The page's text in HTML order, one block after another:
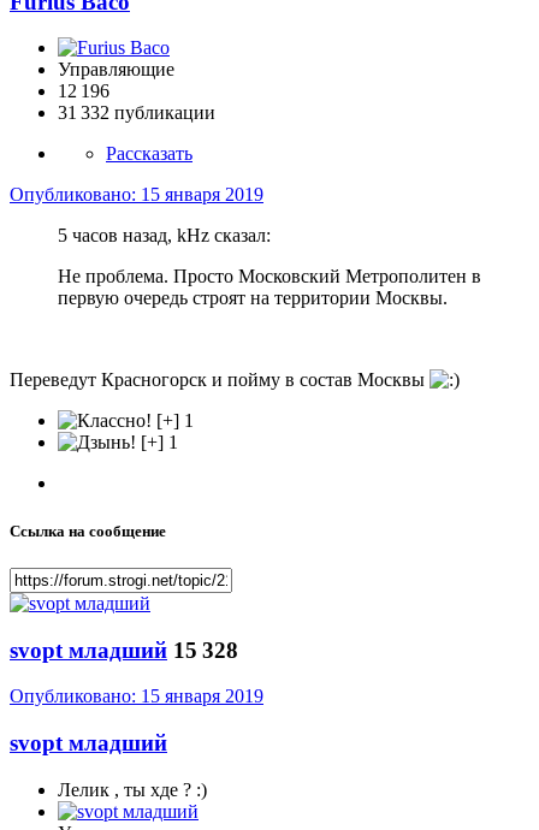
Управляющие
12 196
31 332 публикации
Рассказать
Опубликовано: 15 января 2019
5 часов назад, kHz сказал:
Не проблема. Просто Московский Метрополитен в
первую очередь строят на территории Москвы.
Переведут Красногорск и пойму в состав Москвы
1
1
Ссылка на сообщение
svopt младший 15 328
Опубликовано: 15 января 2019
svopt младший
Лелик , ты хде ? :)